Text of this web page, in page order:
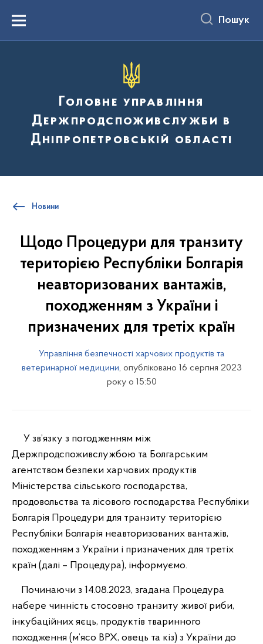
вмістуMenu Пошук
Головне управління
Держпродспоживслужби в
Дніпропетровській області
Новини
Щодо Процедури для транзиту
територією Республіки Болгарія
неавторизованих вантажів,
походженням з України і
призначених для третіх країн
Управління безпечності харчових продуктів та
ветеринарної медицини, опубліковано 16 серпня 2023
року о 15:50
У зв’язку з погодженням між
Держпродспоживслужбою та Болгарським
агентством безпеки харчових продуктів
Міністерства сільського господарства,
продовольства та лісового господарства Республіки
Болгарія Процедури для транзиту територією
Республіки Болгарія неавторизованих вантажів,
походженням з України і призначених для третіх
країн (далі – Процедура), інформуємо.
Починаючи з 14.08.2023, згадана Процедура
набере чинність стосовно транзиту живої риби,
інкубаційних яєць, продуктів тваринного
походження (м’ясо ВРХ, овець та кіз) з України до